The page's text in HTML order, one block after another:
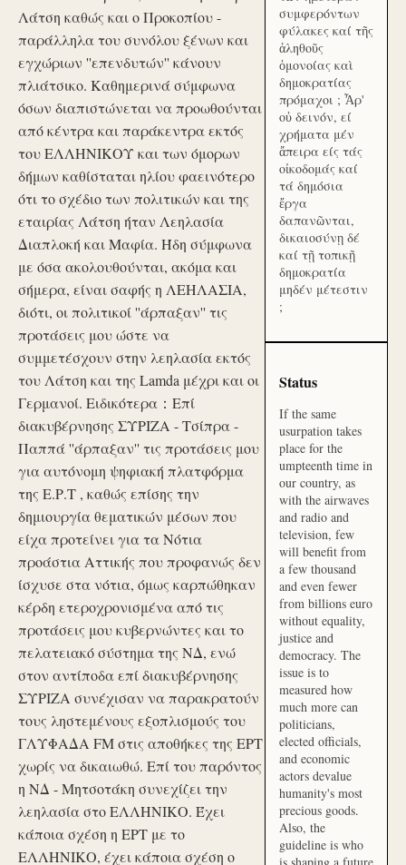
Λάτση καθώς και ο Προκοπίου -
παράλληλα του συνόλου ξένων και
εγχώριων ''επενδυτών'' κάνουν
πλιάτσικο. Καθημερινά σύμφωνα
όσων διαπιστώνεται να προωθούνται
από κέντρα και παράκεντρα εκτός
του ΕΛΛΗΝΙΚΟΥ και των όμορων
δήμων καθίσταται ηλίου φαεινότερο
ότι το σχέδιο των πολιτικών και της
εταιρίας Λάτση ήταν Λεηλασία
Διαπλοκή και Μαφία. Ήδη σύμφωνα
με όσα ακολουθούνται, ακόμα και
σήμερα, είναι σαφής η ΛΕΗΛΑΣΙΑ,
διότι, οι πολιτικοί ''άρπαξαν'' τις
προτάσεις μου ώστε να
συμμετέσχουν στην λεηλασία εκτός
του Λάτση και της Lamda μέχρι και οι
Γερμανοί. Ειδικότερα：Επί
διακυβέρνησης ΣΥΡΙΖΑ - Τσίπρα -
Παππά ''άρπαξαν'' τις προτάσεις μου
για αυτόνομη ψηφιακή πλατφόρμα
της Ε.Ρ.Τ , καθώς επίσης την
δημιουργία θεματικών μέσων που
είχα προτείνει για τα Νότια
προάστια Αττικής που προφανώς δεν
ίσχυσε στα νότια, όμως καρπώθηκαν
κέρδη ετεροχρονισμένα από τις
προτάσεις μου κυβερνώντες και το
πελατειακό σύστημα της ΝΔ, ενώ
στον αντίποδα επί διακυβέρνησης
ΣΥΡΙΖΑ συνέχισαν να παρακρατούν
τους ληστεμένους εξοπλισμούς του
ΓΛΥΦΑΔΑ FM στις αποθήκες της ΕΡΤ
χωρίς να δικαιωθώ. Επί του παρόντος
η ΝΔ - Μητσοτάκη συνεχίζει την
λεηλασία στο ΕΛΛΗΝΙΚΟ. Έχει
κάποια σχέση η ΕΡΤ με το
ΕΛΛΗΝΙΚΟ, έχει κάποια σχέση ο
συμφερόντων
φύλακες καί τῆς
ἀληθοῦς
ὁμονοίας καὶ
δημοκρατίας
πρόμαχοι ; Ἆρ'
οὐ δεινόν, εί
χρήματα μέν
ἄπειρα είς τάς
οἰκοδομάς καί
τά δημόσια
ἔργα
δαπανῶνται,
δικαιοσύνῃ δέ
καί τῇ τοπικῇ
δημοκρατία
μηδέν μέτεστιν
;
Status
If the same
usurpation takes
place for the
umpteenth time in
our country, as
with the airwaves
and radio and
television, few
will benefit from
a few thousand
and even fewer
from billions euro
without equality,
justice and
democracy. The
issue is to
measured how
much more can
politicians,
elected officials,
and economic
actors devalue
humanity's most
precious goods.
Also, the
guideline is who